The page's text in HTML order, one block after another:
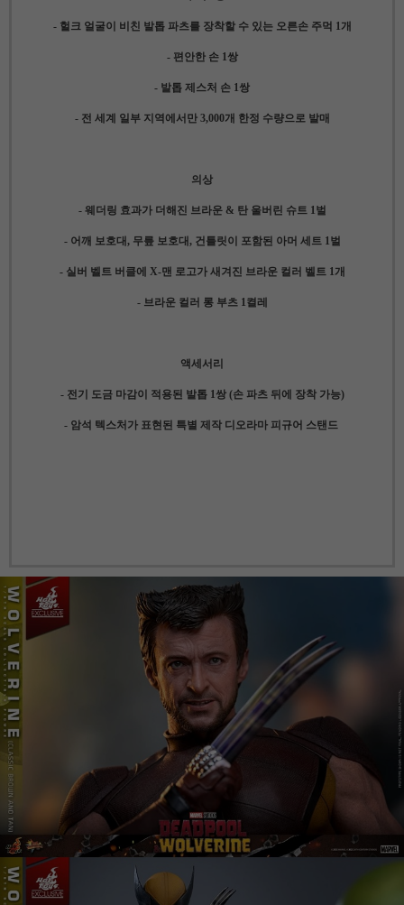
- 헐크 얼굴이 비친 발톱 파츠를 장착할 수 있는 오른손 주먹 1개
- 편안한 손 1쌍
- 발톱 제스처 손 1쌍
- 전 세계 일부 지역에서만 3,000개 한정 수량으로 발매
의상
- 웨더링 효과가 더해진 브라운 & 탄 울버린 슈트 1벌
- 어깨 보호대, 무릎 보호대, 건틀릿이 포함된 아머 세트 1벌
- 실버 벨트 버클에 X-맨 로고가 새겨진 브라운 컬러 벨트 1개
- 브라운 컬러 롱 부츠 1켤레
액세서리
- 전기 도금 마감이 적용된 발톱 1쌍 (손 파츠 뒤에 장착 가능)
- 암석 텍스처가 표현된 특별 제작 디오라마 피규어 스탠드